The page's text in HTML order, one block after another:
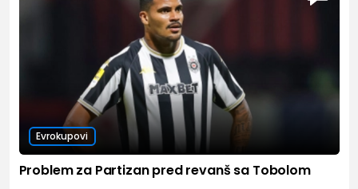
Evrokupovi
Problem za Partizan pred revanš sa Tobolom